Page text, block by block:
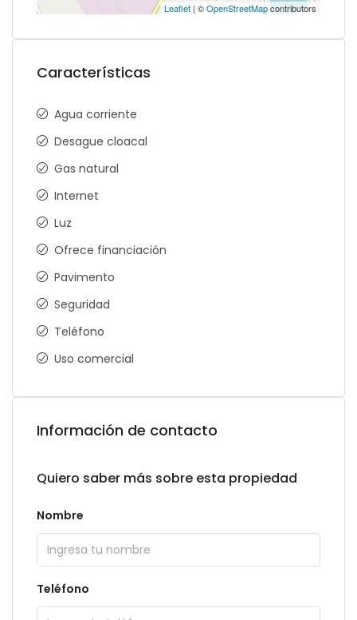
Leaflet | ©OpenStreetMapcontributors
Características
Agua corriente
Desague cloacal
Gas natural
Internet
Luz
Ofrece financiación
Pavimento
Seguridad
Teléfono
Uso comercial
Información de contacto
Quiero saber más sobre esta propiedad
Nombre
Teléfono